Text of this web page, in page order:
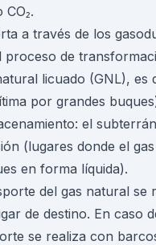
a través de los
proceso de
licuado (GNL), es
por grandes
el
(lugares donde el
en forma líquida).
del gas natural se
de destino. En caso
se realiza con